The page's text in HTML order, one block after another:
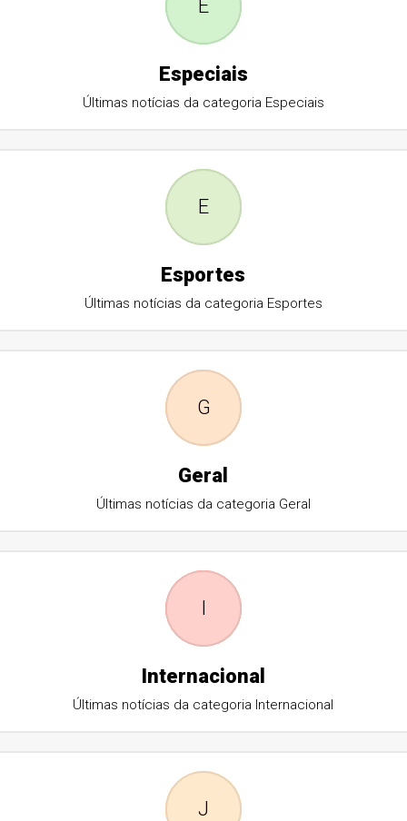
E
Especiais
Últimas notícias da categoria Especiais
E
Esportes
Últimas notícias da categoria Esportes
G
Geral
Últimas notícias da categoria Geral
I
Internacional
Últimas notícias da categoria Internacional
J